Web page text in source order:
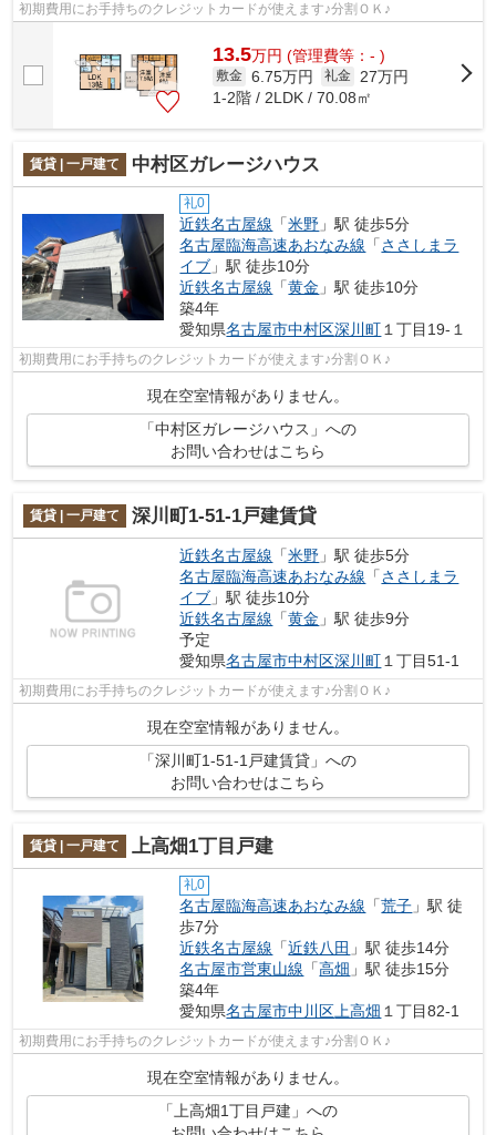
初期費用にお手持ちのクレジットカードが使えます♪分割ＯＫ♪
13.5万円 (管理費等：- )
敷金 6.75万円 礼金
27万円
1-2階 / 2LDK / 70.08㎡
賃貸 | 一戸建て 中村区ガレージハウス
礼0
近鉄名古屋線 「米野 」駅 徒歩5分
名古屋臨海高速あおなみ線 「ささしまラ
イブ 」駅 徒歩10分
近鉄名古屋線 「黄金 」駅 徒歩10分
築4年
愛知県名古屋市中村区深川町 １丁目19‐１
初期費用にお手持ちのクレジットカードが使えます♪分割ＯＫ♪
現在空室情報がありません。
「中村区ガレージハウス」への
お問い合わせはこちら
賃貸 | 一戸建て 深川町1‐51‐1戸建賃貸
近鉄名古屋線 「米野 」駅 徒歩5分
名古屋臨海高速あおなみ線 「ささしまラ
イブ 」駅 徒歩10分
近鉄名古屋線 「黄金 」駅 徒歩9分
予定
愛知県名古屋市中村区深川町 １丁目51-1
初期費用にお手持ちのクレジットカードが使えます♪分割ＯＫ♪
現在空室情報がありません。
「深川町1‐51‐1戸建賃貸」への
お問い合わせはこちら
賃貸 | 一戸建て 上高畑1丁目戸建
礼0
名古屋臨海高速あおなみ線 「荒子 」駅 徒
歩7分
近鉄名古屋線 「近鉄八田 」駅 徒歩14分
名古屋市営東山線 「高畑 」駅 徒歩15分
築4年
愛知県名古屋市中川区上高畑 １丁目82-1
初期費用にお手持ちのクレジットカードが使えます♪分割ＯＫ♪
現在空室情報がありません。
「上高畑1丁目戸建」への